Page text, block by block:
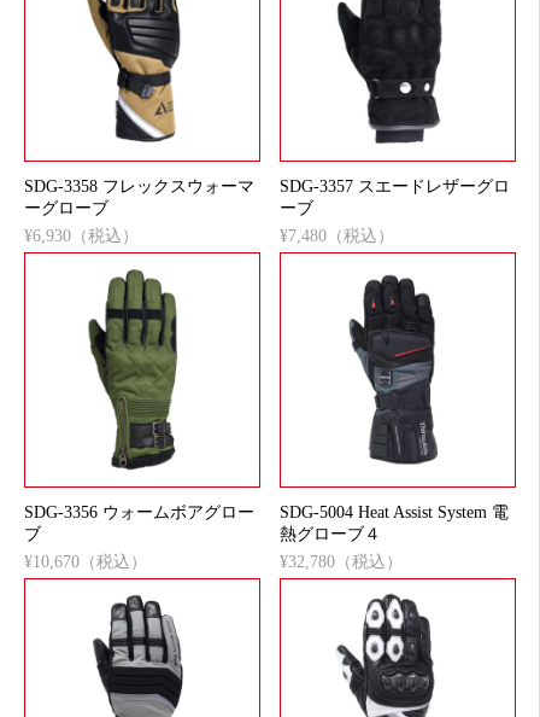
SDG-3358 フレックスウォーマ
ーグローブ
¥6,930（税込）
SDG-3357 スエードレザーグロ
ーブ
¥7,480（税込）
SDG-3356 ウォームボアグロー
ブ
¥10,670（税込）
SDG-5004 Heat Assist System 電
熱グローブ４
¥32,780（税込）